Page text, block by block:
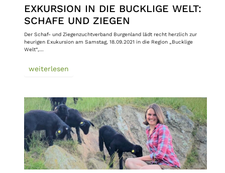
EXKURSION IN DIE BUCKLIGE WELT:
SCHAFE UND ZIEGEN
Der Schaf- und Ziegenzuchtverband Burgenland lädt recht herzlich zur
heurigen Exukursion am Samstag, 18.09.2021 in die Region „Bucklige
Welt“,…
weiterlesen